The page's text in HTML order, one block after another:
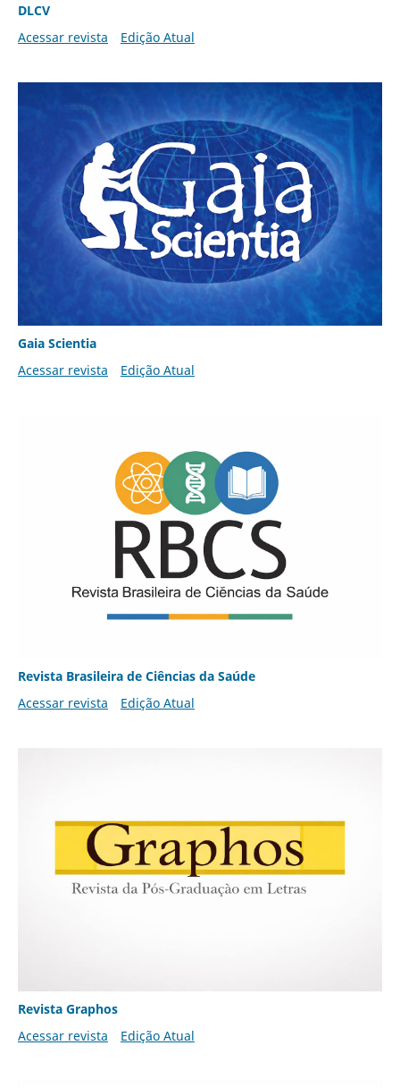
DLCV
Acessar revista
Edição Atual
Gaia Scientia
Acessar revista
Edição Atual
Revista Brasileira de Ciências da Saúde
Acessar revista
Edição Atual
Revista Graphos
Acessar revista
Edição Atual